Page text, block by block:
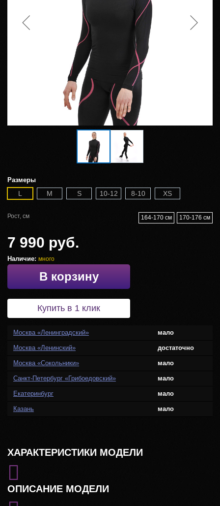
Размеры
L M S 10-12 8-10 XS
Рост, см 164-170 см 170-176 см
7 990 руб.
Наличие: много
В корзину
Купить в 1 клик
Москва «Ленинградский» мало
Москва «Ленинский» достаточно
Москва «Сокольники» мало
Санкт-Петербург «Грибоедовский» мало
Екатеринбург мало
Казань мало
ХАРАКТЕРИСТИКИ МОДЕЛИ
ОПИСАНИЕ МОДЕЛИ